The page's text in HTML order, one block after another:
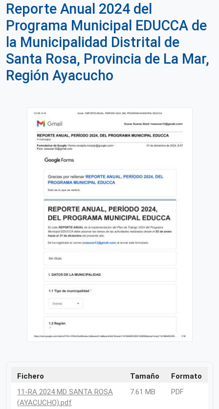
Reporte Anual 2024 del
Programa Municipal EDUCCA de
la Municipalidad Distrital de
Santa Rosa, Provincia de La Mar,
Región Ayacucho
Fichero Tamaño
Formato
11-RA 2024 MD SANTA ROSA
(AYACUCHO).pdf
7.61 MB PDF